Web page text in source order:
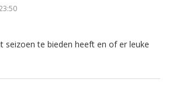
seizoen te bieden heeft en of er leuke